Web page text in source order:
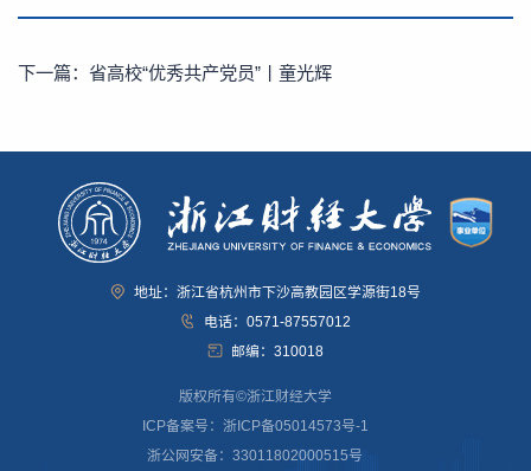
下一篇： 省高校“优秀共产党员”丨童光辉
地址：浙江省杭州市下沙高教园区学源街18号
电话：0571-87557012
邮编：310018
版权所有©浙江财经大学
ICP备案号：浙ICP备05014573号-1
浙公网安备：33011802000515号